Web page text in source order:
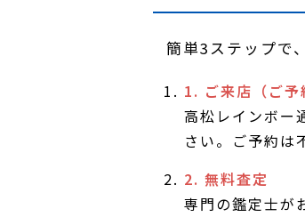
簡単3ステップで
1. ご来店（ご予
高松レインボー
さい。ご予約は
2. 無料査定
専門の鑑定士が